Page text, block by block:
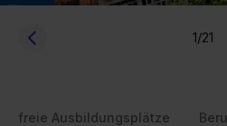
1/21
freie Ausbildungsplätze